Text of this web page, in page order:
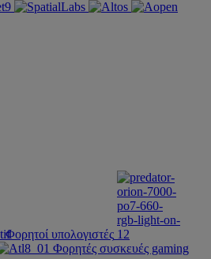
Φορητοί υπολογιστές
Φορητές συσκευές gaming